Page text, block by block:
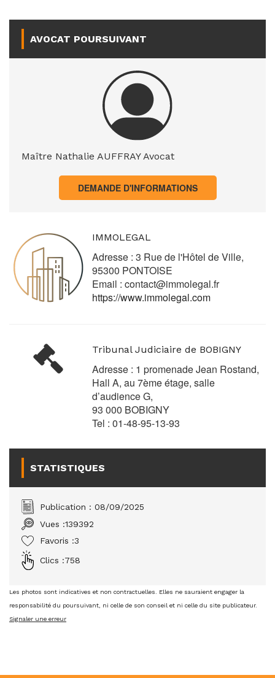
AVOCAT POURSUIVANT
Maître Nathalie AUFFRAY Avocat
DEMANDE D'INFORMATIONS
IMMOLEGAL
Adresse : 3 Rue de l'Hôtel de Ville,
95300 PONTOISE
Email :contact@immolegal.fr
https://www.immolegal.com
Tribunal Judiciaire de BOBIGNY
Adresse : 1 promenade Jean Rostand,
Hall A, au 7ème étage, salle
d’audience G,
93 000 BOBIGNY
Tel : 01-48-95-13-93
STATISTIQUES
Publication : 08/09/2025
Vues :139392
Favoris :3
Clics :758
Les photos sont indicatives et non contractuelles. Elles ne sauraient engager la
responsabilité du poursuivant, ni celle de son conseil et ni celle du site publicateur.
Signaler une erreur